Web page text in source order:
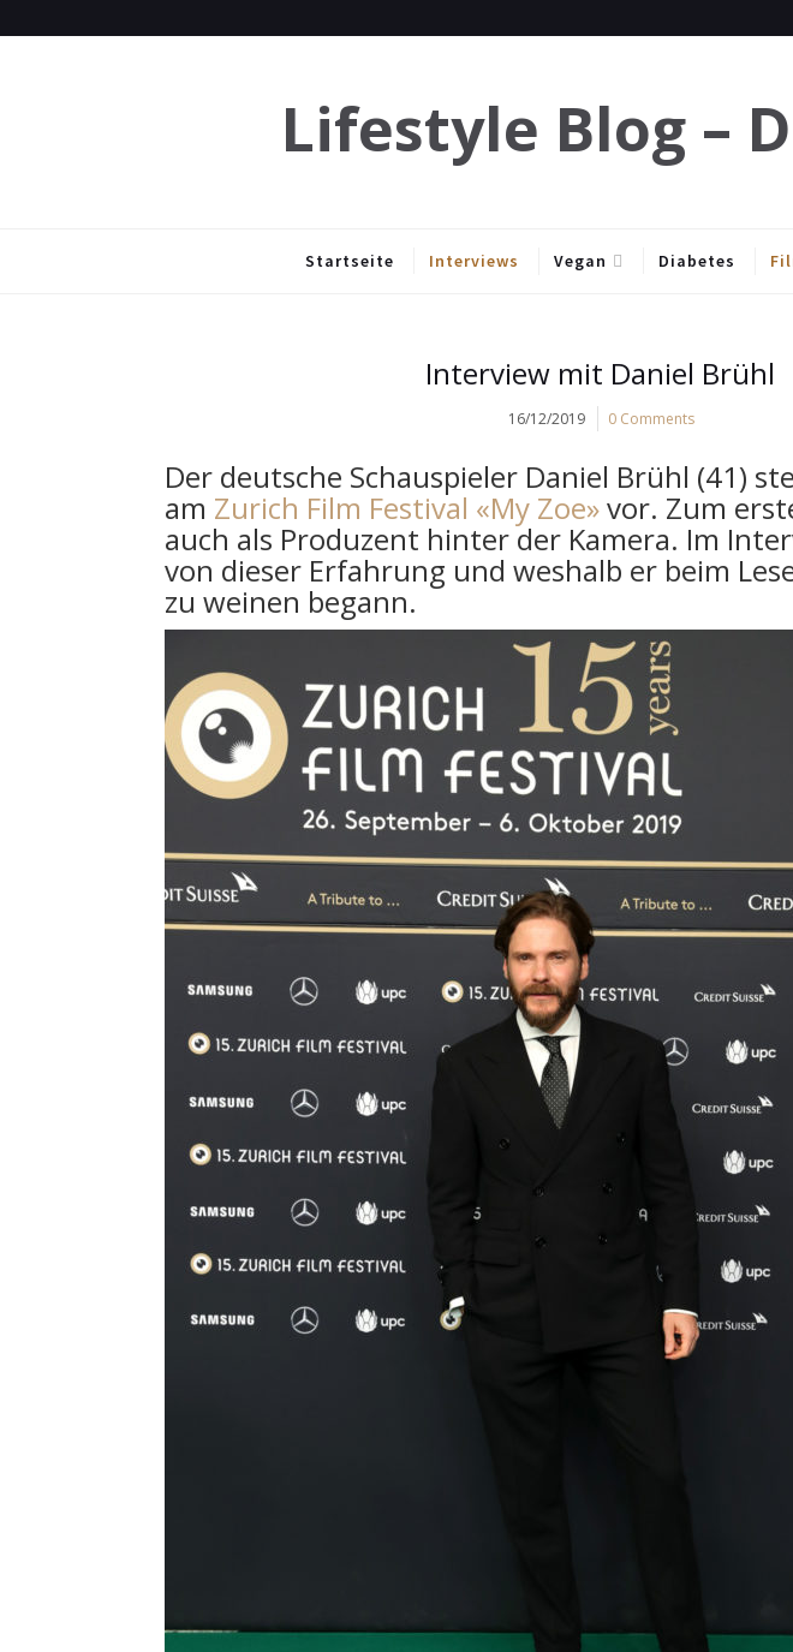
Lifestyle Blog –
Startseite Interviews Vegan Diabetes
Interview mit Daniel Brühl
16/12/2019 0 Comments
Der deutsche Schauspieler Daniel Brühl (41)
am Zurich Film Festival «My Zoe»vor. Zum
auch als Produzent hinter der Kamera. Im
von dieser Erfahrung und weshalb er beim
zu weinen begann.